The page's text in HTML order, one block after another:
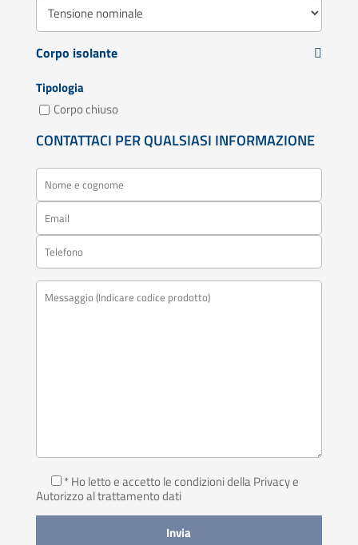
Corpo isolante
Tipologia
Corpo chiuso
CONTATTACI PER QUALSIASI INFORMAZIONE
* Ho letto e accetto le condizioni della Privacye
Autorizzo al trattamento dati